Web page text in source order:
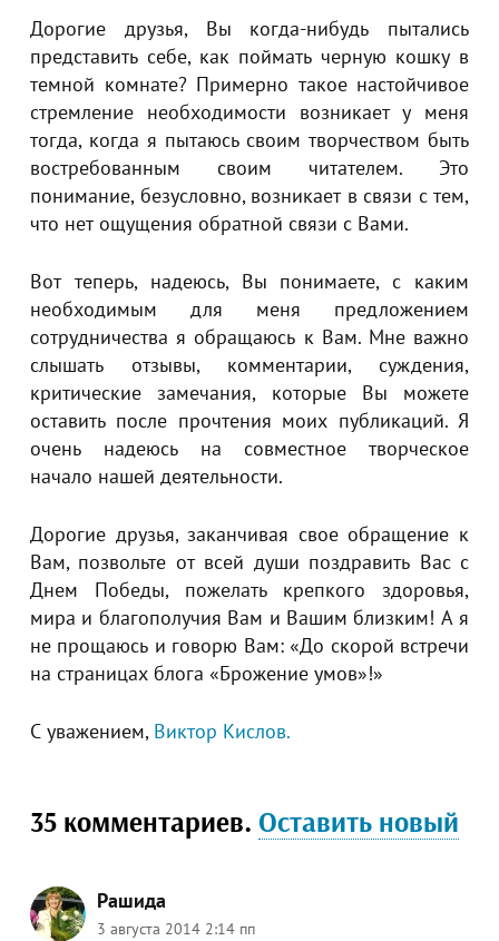
Дорогие друзья, Вы когда-нибудь пытались
представить себе, как поймать черную кошку в
темной комнате? Примерно такое настойчивое
стремление необходимости возникает у меня
тогда, когда я пытаюсь своим творчеством быть
востребованным своим читателем. Это
понимание, безусловно, возникает в связи с тем,
что нет ощущения обратной связи с Вами.
Вот теперь, надеюсь, Вы понимаете, с каким
необходимым для меня предложением
сотрудничества я обращаюсь к Вам. Мне важно
слышать отзывы, комментарии, суждения,
критические замечания, которые Вы можете
оставить после прочтения моих публикаций. Я
очень надеюсь на совместное творческое
начало нашей деятельности.
Дорогие друзья, заканчивая свое обращение к
Вам, позвольте от всей души поздравить Вас с
Днем Победы, пожелать крепкого здоровья,
мира и благополучия Вам и Вашим близким! А я
не прощаюсь и говорю Вам: «До скорой встречи
на страницах блога «Брожение умов»!»
С уважением, Виктор Кислов.
35 комментариев. Оставить новый
Рашида
3 августа 2014 2:14 пп